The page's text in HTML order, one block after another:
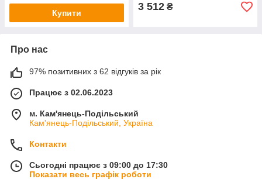
Купити
3 512 ₴
Про нас
97% позитивних з 62 відгуків за рік
Працює з 02.06.2023
м. Кам'янець-Подільський
Кам'янець-Подільський, Україна
Контакти
Сьогодні працює з 09:00 до 17:30
Показати весь графік роботи